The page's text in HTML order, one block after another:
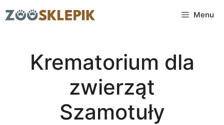
do
Menu
Krematorium dla
zwierząt
Szamotuły